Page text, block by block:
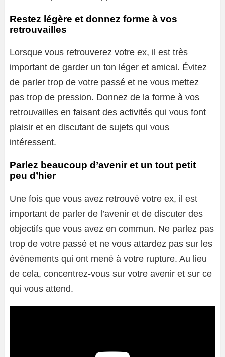
Restez légère et donnez forme à vos
retrouvailles
Lorsque vous retrouverez votre ex, il est très
important de garder un ton léger et amical. Évitez
de parler trop de votre passé et ne vous mettez
pas trop de pression. Donnez de la forme à vos
retrouvailles en faisant des activités qui vous font
plaisir et en discutant de sujets qui vous
intéressent.
Parlez beaucoup d’avenir et un tout petit
peu d’hier
Une fois que vous avez retrouvé votre ex, il est
important de parler de l’avenir et de discuter des
objectifs que vous avez en commun. Ne parlez pas
trop de votre passé et ne vous attardez pas sur les
événements qui ont mené à votre rupture. Au lieu
de cela, concentrez-vous sur votre avenir et sur ce
qui vous attend.